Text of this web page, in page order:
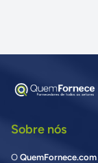
Sobre nós
O QuemFornece.com